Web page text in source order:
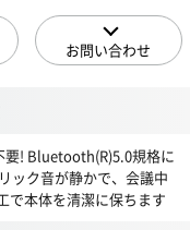
お問い合わせ
要! Bluetooth(R)5.0規格に
ック音が静かで、会議中
で本体を清潔に保ちます